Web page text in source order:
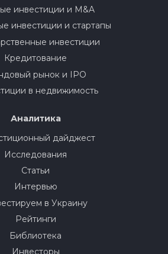
инвестиции и M&A
инвестиции и стартапы
инвестиции
Кредитование
рынок и IPO
в недвижимость
Аналитика
дайджест
Исследования
Статьи
Интервью
в Украину
Рейтинги
Библиотека
Инвесторы